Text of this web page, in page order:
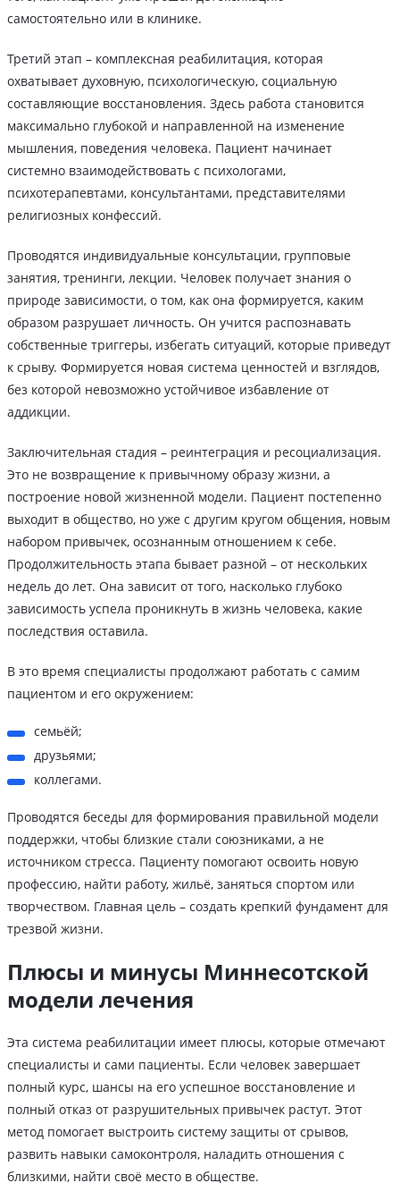
самостоятельно или в клинике.
Третий этап – комплексная реабилитация, которая
охватывает духовную, психологическую, социальную
составляющие восстановления. Здесь работа становится
максимально глубокой и направленной на изменение
мышления, поведения человека. Пациент начинает
системно взаимодействовать с психологами,
психотерапевтами, консультантами, представителями
религиозных конфессий.
Проводятся индивидуальные консультации, групповые
занятия, тренинги, лекции. Человек получает знания о
природе зависимости, о том, как она формируется, каким
образом разрушает личность. Он учится распознавать
собственные триггеры, избегать ситуаций, которые приведут
к срыву. Формируется новая система ценностей и взглядов,
без которой невозможно устойчивое избавление от
аддикции.
Заключительная стадия – реинтеграция и ресоциализация.
Это не возвращение к привычному образу жизни, а
построение новой жизненной модели. Пациент постепенно
выходит в общество, но уже с другим кругом общения, новым
набором привычек, осознанным отношением к себе.
Продолжительность этапа бывает разной – от нескольких
недель до лет. Она зависит от того, насколько глубоко
зависимость успела проникнуть в жизнь человека, какие
последствия оставила.
В это время специалисты продолжают работать с самим
пациентом и его окружением:
семьёй;
друзьями;
коллегами.
Проводятся беседы для формирования правильной модели
поддержки, чтобы близкие стали союзниками, а не
источником стресса. Пациенту помогают освоить новую
профессию, найти работу, жильё, заняться спортом или
творчеством. Главная цель – создать крепкий фундамент для
трезвой жизни.
Плюсы и минусы Миннесотской
модели лечения
Эта система реабилитации имеет плюсы, которые отмечают
специалисты и сами пациенты. Если человек завершает
полный курс, шансы на его успешное восстановление и
полный отказ от разрушительных привычек растут. Этот
метод помогает выстроить систему защиты от срывов,
развить навыки самоконтроля, наладить отношения с
близкими, найти своё место в обществе.